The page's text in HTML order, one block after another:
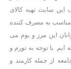
سایت تهیه کالای
مناسب به مصرف کننده
این مرز و بوم می
با توجه به تورم و
از جمله کارمند و